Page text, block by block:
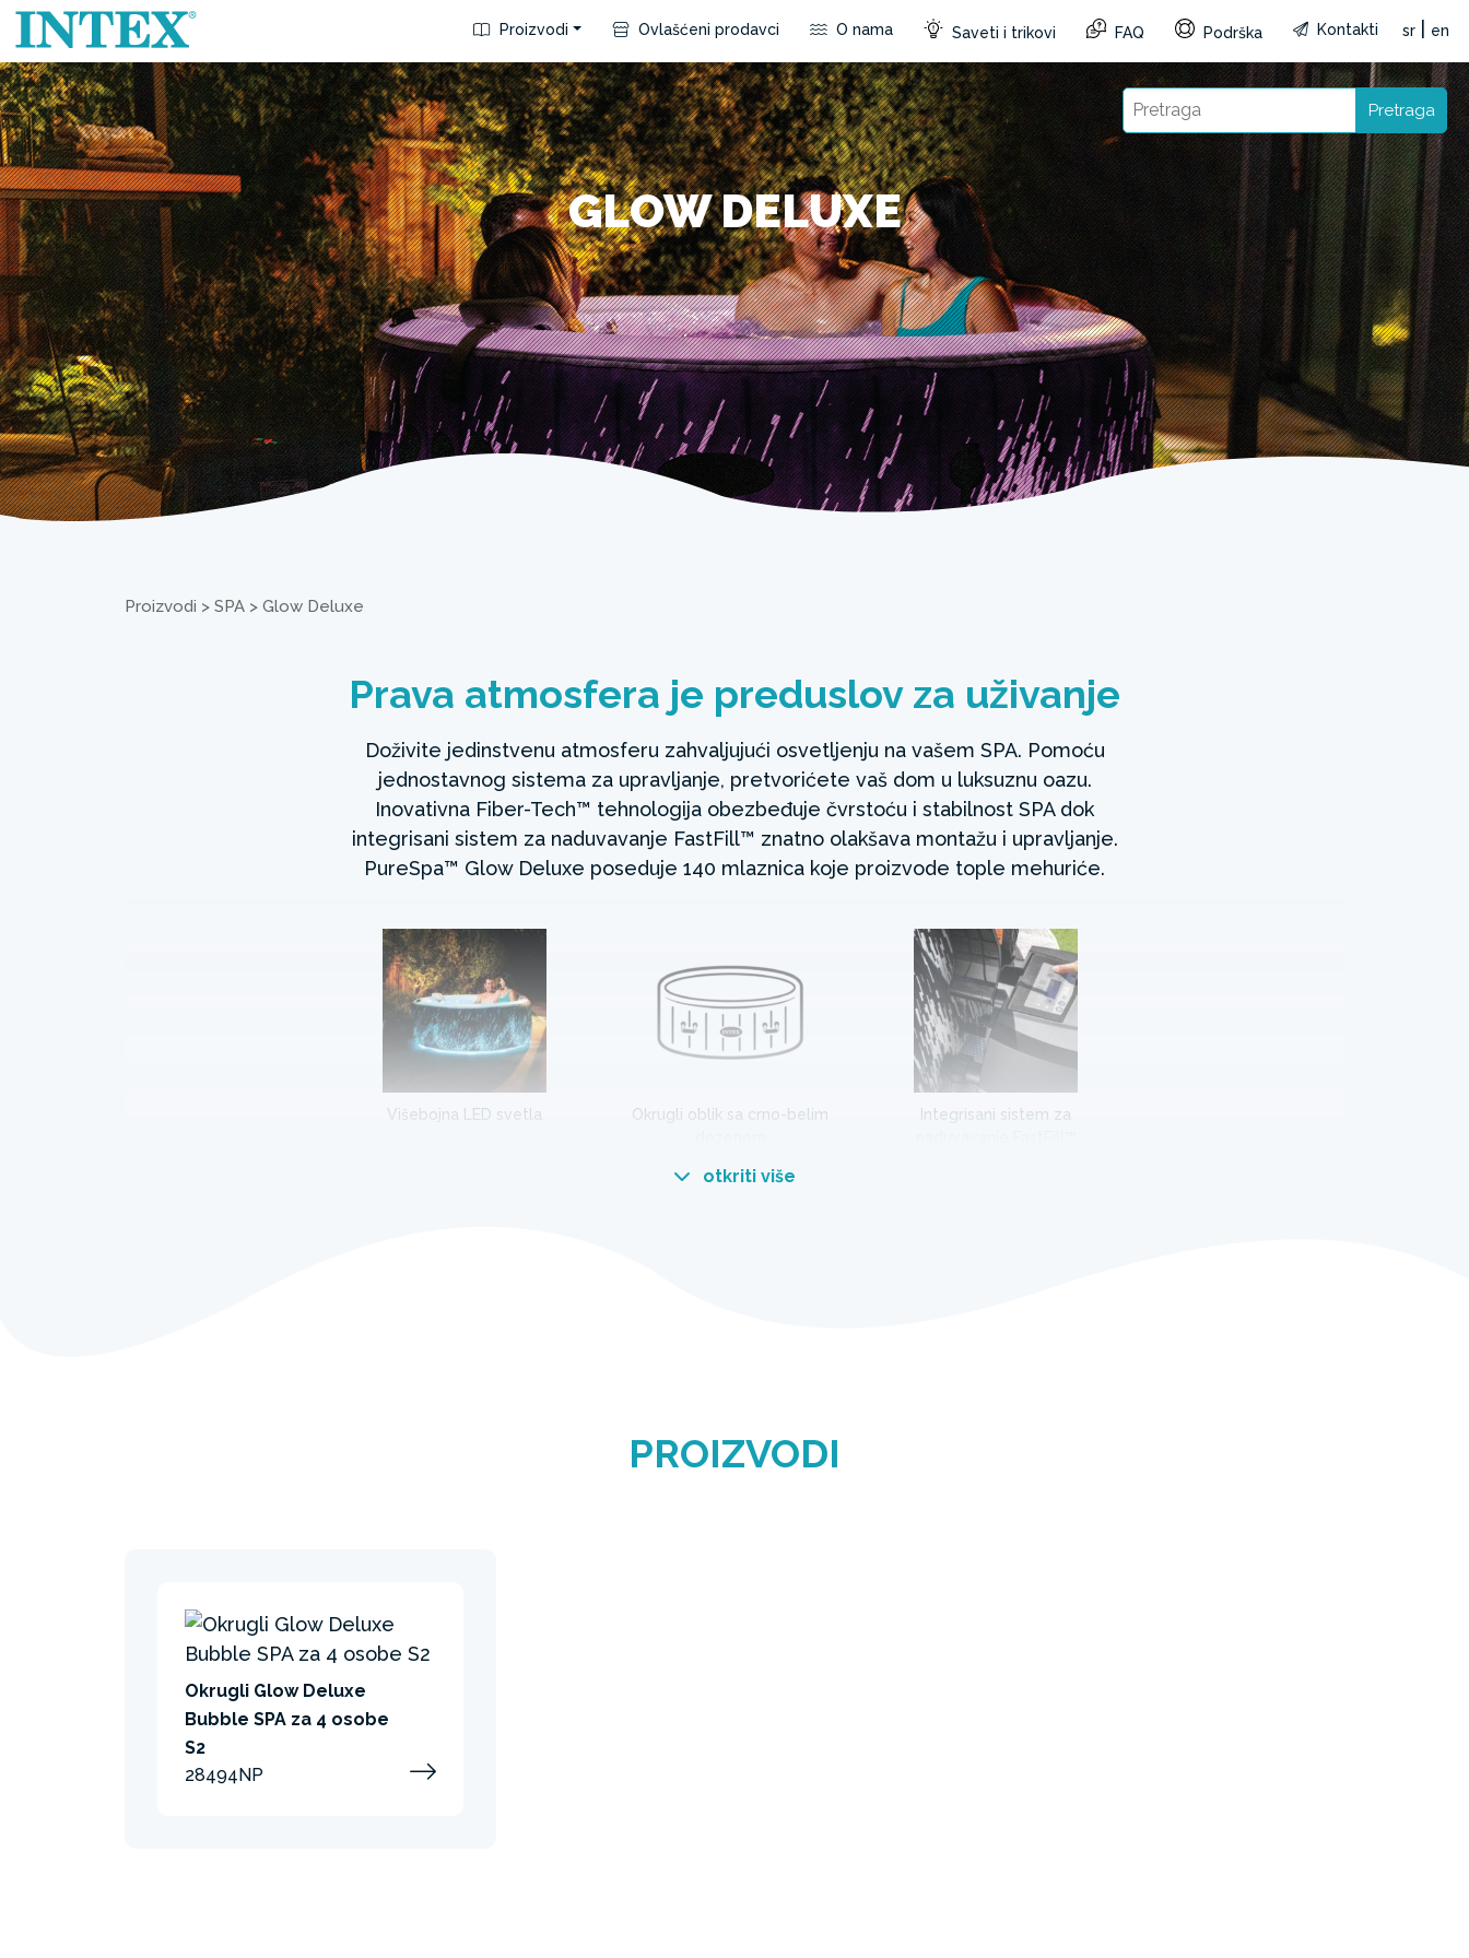
Proizvodi Ovlašćeni prodavci O nama Saveti i trikovi FAQ Podrška Kontakti sr en
Pretraga
GLOW DELUXE
Proizvodi > SPA > Glow Deluxe
Prava atmosfera je preduslov za uživanje
Doživite jedinstvenu atmosferu zahvaljujući osvetljenju na vašem SPA. Pomoću
jednostavnog sistema za upravljanje, pretvorićete vaš dom u luksuznu oazu.
Inovativna Fiber-Tech™ tehnologija obezbeđuje čvrstoću i stabilnost SPA dok
integrisani sistem za naduvavanje FastFill™ znatno olakšava montažu i upravljanje.
PureSpa™ Glow Deluxe poseduje 140 mlaznica koje proizvode tople mehuriće.
Višebojna LED svetla
Okrugli oblik sa crno-belim
Integrisani sistem za
otkriti više
PROIZVODI
Okrugli Glow Deluxe
Bubble SPA za 4 osobe
S2
28494NP